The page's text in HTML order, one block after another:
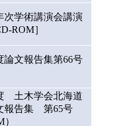
次学術講演会講演
ROM］
論文報告集第66号
土木学会北海道
告集 第65号